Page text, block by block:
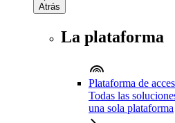
Atrás
La plataforma
Plataforma de
Todas las
una sola plataforma